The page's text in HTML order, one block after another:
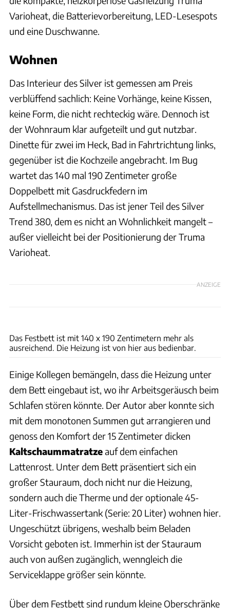
Varioheat, die Batterievorbereitung, LED-Lesespots
und eine Duschwanne.
Wohnen
Das Interieur des Silver ist gemessen am Preis
verblüffend sachlich: Keine Vorhänge, keine Kissen,
keine Form, die nicht rechteckig wäre. Dennoch ist
der Wohnraum klar aufgeteilt und gut nutzbar.
Dinette für zwei im Heck, Bad in Fahrtrichtung links,
gegenüber ist die Kochzeile angebracht. Im Bug
wartet das 140 mal 190 Zentimeter große
Doppelbett mit Gasdruckfedern im
Aufstellmechanismus. Das ist jener Teil des Silver
Trend 380, dem es nicht an Wohnlichkeit mangelt –
außer vielleicht bei der Positionierung der Truma
Varioheat.
ANZEIGE
Das Festbett ist mit 140 x 190 Zentimetern mehr als
ausreichend. Die Heizung ist von hier aus bedienbar.
Einige Kollegen bemängeln, dass die Heizung unter
dem Bett eingebaut ist, wo ihr Arbeitsgeräusch beim
Schlafen stören könnte. Der Autor aber konnte sich
mit dem monotonen Summen gut arrangieren und
genoss den Komfort der 15 Zentimeter dicken
Kaltschaummatratzeauf dem einfachen
Lattenrost. Unter dem Bett präsentiert sich ein
großer Stauraum, doch nicht nur die Heizung,
sondern auch die Therme und der optionale 45-
Liter-Frischwassertank (Serie: 20 Liter) wohnen hier.
Ungeschützt übrigens, weshalb beim Beladen
Vorsicht geboten ist. Immerhin ist der Stauraum
auch von außen zugänglich, wenngleich die
Serviceklappe größer sein könnte.
Über dem Festbett sind rundum kleine Oberschränke